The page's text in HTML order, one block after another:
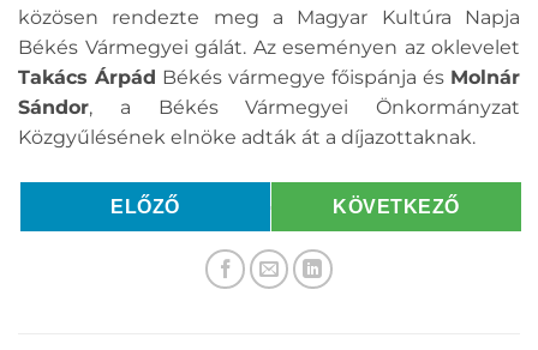
közösen rendezte meg a Magyar Kultúra Napja
Békés Vármegyei gálát. Az eseményen az oklevelet
Takács Árpád Békés vármegye főispánja és Molnár
Sándor, a Békés Vármegyei Önkormányzat
Közgyűlésének elnöke adták át a díjazottaknak.
ELŐZŐ KÖVETKEZŐ